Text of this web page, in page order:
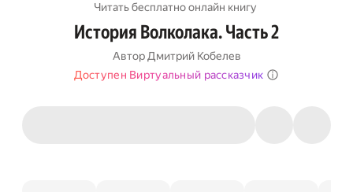
Читать бесплатно онлайн книгу
История Волколака. Часть 2
Автор Дмитрий Кобелев
Доступен Виртуальный рассказчик